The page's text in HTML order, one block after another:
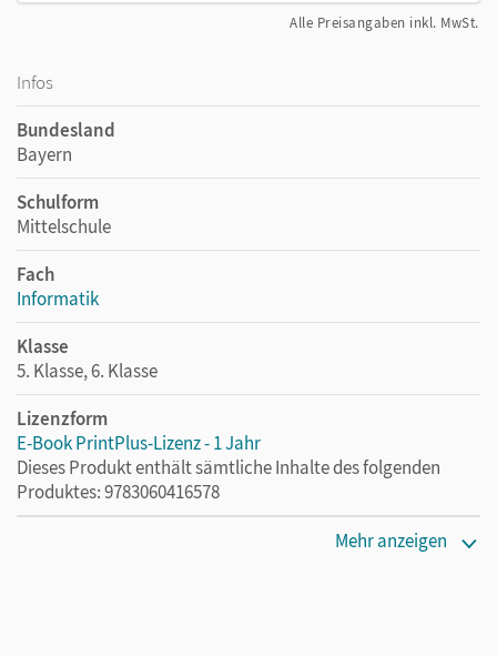
Alle Preisangaben inkl. MwSt.
Infos
Bundesland
Bayern
Schulform
Mittelschule
Fach
Informatik
Klasse
5. Klasse, 6. Klasse
Lizenzform
E-Book PrintPlus-Lizenz - 1 Jahr
Dieses Produkt enthält sämtliche Inhalte des folgenden
Produktes: 9783060416578
Mehr anzeigen